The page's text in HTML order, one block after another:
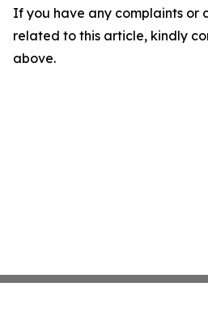
If you have any complaints or
related to this article, kindly
above.